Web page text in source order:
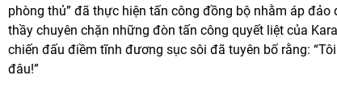
phòng thủ” đã thực hiện tấn công đồng bộ nhằm áp
thầy chuyên chặn những đòn tấn công quyết liệt của
chiến đấu điềm tĩnh đương sục sôi đã tuyên bố rằng:
đâu!”